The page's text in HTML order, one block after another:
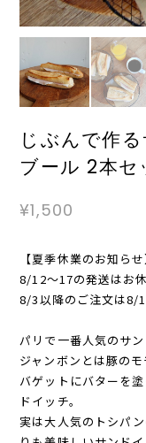
じぶんで作
ブール 2本セ
¥1,500
【夏季休業のお知らせ
8/12〜17の発送はお
8/3以降のご注文は8/
パリで一番人気のサン
ジャンボンとは豚の
バゲットにバターを
ドイッチ。
実は大人気のトシパ